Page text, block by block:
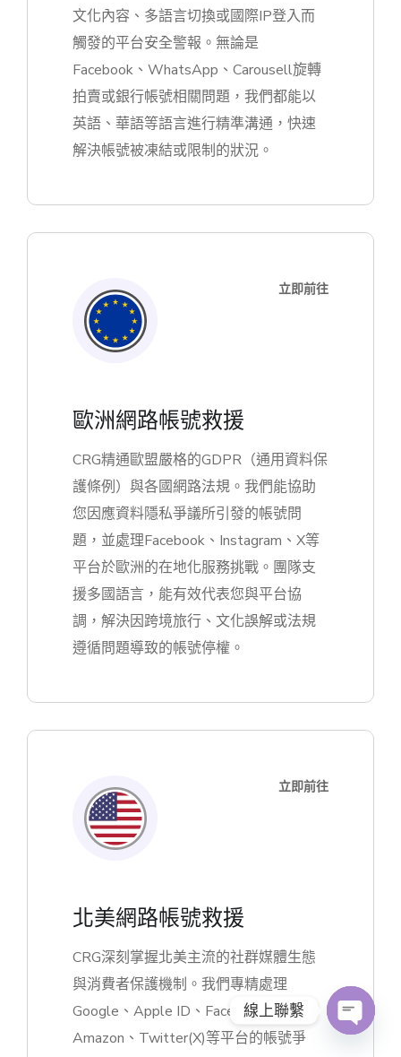
文化內容、多語言切換或國際IP登入而
觸發的平台安全警報。無論是
Facebook、WhatsApp、Carousell旋轉
拍賣或銀行帳號相關問題，我們都能以
英語、華語等語言進行精準溝通，快速
解決帳號被凍結或限制的狀況。
立即前往
歐洲網路帳號救援
CRG精通歐盟嚴格的GDPR（通用資料保
護條例）與各國網路法規。我們能協助
您因應資料隱私爭議所引發的帳號問
題，並處理Facebook、Instagram、X等
平台於歐洲的在地化服務挑戰。團隊支
援多國語言，能有效代表您與平台協
調，解決因跨境旅行、文化誤解或法規
遵循問題導致的帳號停權。
立即前往
北美網路帳號救援
CRG深刻掌握北美主流的社群媒體生態
與消費者保護機制。我們專精處理
Google、Apple ID、Facebook、
Amazon、Twitter(X)等平台的帳號爭
線上聯繫